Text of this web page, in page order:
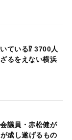
ている⁉ 3700人
るをえない横浜
議員・赤松健が
成し遂げるもの